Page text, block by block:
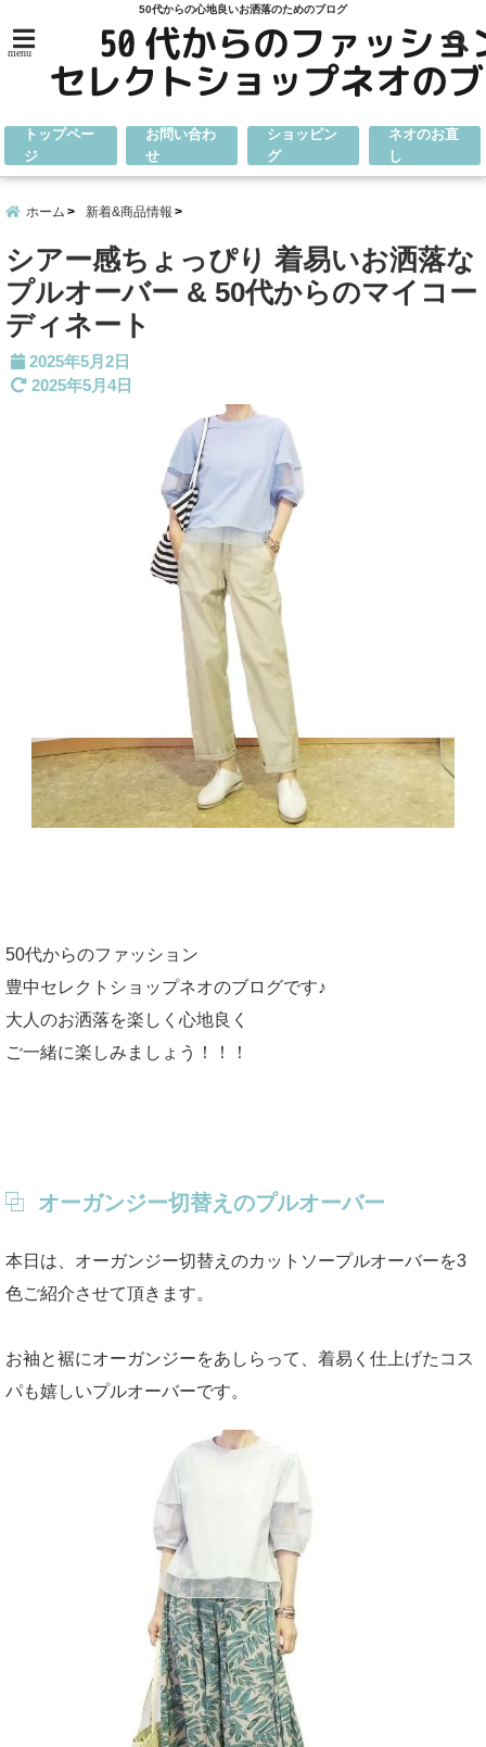
50代からの心地良いお洒落のためのブログ
menu
トップペー
ジ
お問い合わ
せ
ショッピン
グ
ネオのお直
し
ホーム 新着&商品情報
シアー感ちょっぴり 着易いお洒落な
プルオーバー & 50代からのマイコー
ディネート
2025年5月2日
2025年5月4日
50代からのファッション
豊中セレクトショップネオのブログです♪
大人のお洒落を楽しく心地良く
ご一緒に楽しみましょう！！！
オーガンジー切替えのプルオーバー
本日は、オーガンジー切替えのカットソープルオーバーを3
色ご紹介させて頂きます。
お袖と裾にオーガンジーをあしらって、着易く仕上げたコス
パも嬉しいプルオーバーです。